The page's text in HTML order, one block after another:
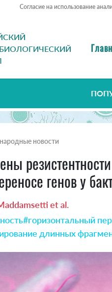
Согласие на использование
новости
генов у
et al.
#горизонтальный
длинных